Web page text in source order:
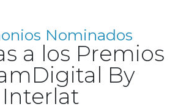
Nominados
a los Premios
By
Interlat